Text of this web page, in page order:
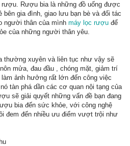
Rượu bia là những đồ uống được
gia đình, giao lưu bạn bè và đối tác
người thân của mình máy lọc rượu để
của những người thân yêu.
thường xuyên và liên tục như vậy sẽ
mửa, đau đầu , chóng mặt, giảm trí
ảnh hưởng rất lớn đến công việc
tàn phá dần các cơ quan nội tạng của
sẽ giải quyết những vấn đề bạn đang
bia đến sức khỏe, với công nghệ
đem đến nhiều ưu điểm vượt trội như